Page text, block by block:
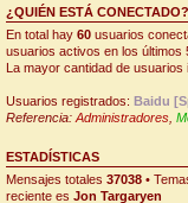
¿QUIÉN ESTÁ CONECTADO?
En total hay 60 usuarios
usuarios activos en los últimos
La mayor cantidad de usuarios
Usuarios registrados: Baidu
Referencia: Administradores
ESTADÍSTICAS
Mensajes totales 37038 •
reciente es Jon Targaryen